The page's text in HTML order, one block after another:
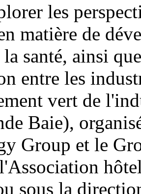
les
matière de
santé, ainsi
entre les
vert de
Baie),
Group et le
sous la